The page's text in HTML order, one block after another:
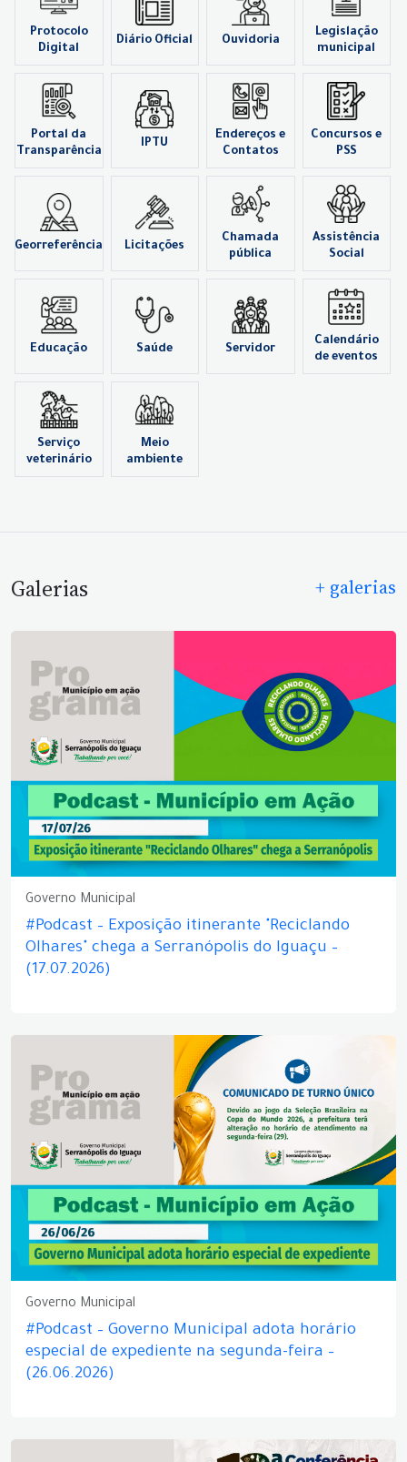
Protocolo
Digital
Diário Oficial Ouvidoria
Legislação
municipal
Portal da
Transparência
IPTU
Endereços e
Contatos
Concursos e
PSS
Georreferência Licitações
Chamada
pública
Assistência
Social
Educação Saúde Servidor
Calendário
de eventos
Serviço
veterinário
Meio
ambiente
Galerias + galerias
Governo Municipal
#Podcast – Exposição itinerante "Reciclando
Olhares" chega a Serranópolis do Iguaçu –
(17.07.2026)
Governo Municipal
#Podcast – Governo Municipal adota horário
especial de expediente na segunda-feira –
(26.06.2026)